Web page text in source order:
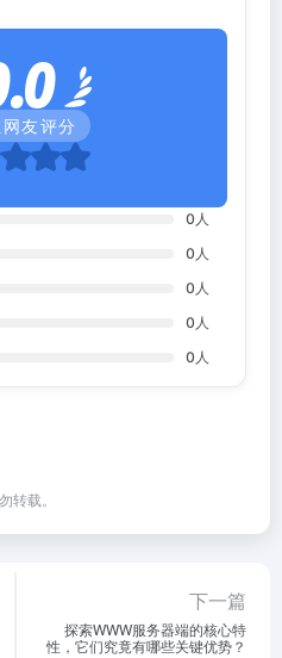
友评分
0 人
0 人
0 人
0 人
0 人
转载。
下一篇
探索WWW服务器端的核心特
性，它们究竟有哪些关键优势？